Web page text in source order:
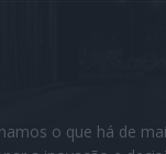
o que há de